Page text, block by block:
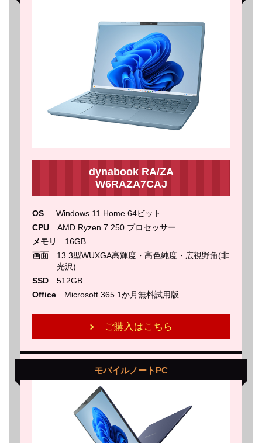
dynabook RA/ZA
W6RAZA7CAJ
OS
Windows 11 Home 64ビット
CPU
AMD Ryzen 7 250 プロセッサー
メモリ
16GB
画面
13.3型WUXGA高輝度・高色純度・広視野角(非
光沢)
SSD
512GB
Office
Microsoft 365 1か月無料試用版
ご購入はこちら
モバイルノートPC